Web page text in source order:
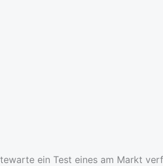
ein Test eines am Markt